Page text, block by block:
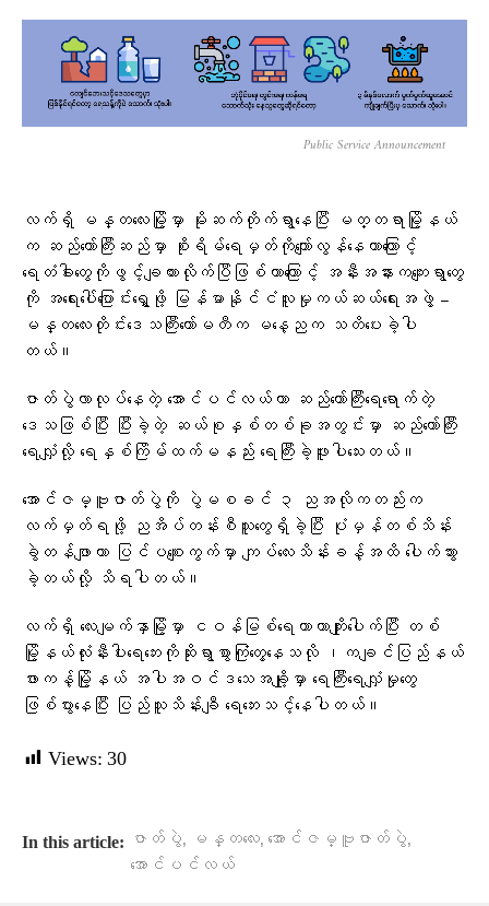
Public Service Announcement
လက်ရှိ မန္တလေးမြို့မှာ မိုးဆက်တိုက်ရွာနေပြီး မတ္တရာမြို့နယ်
က ဆည်တော်ကြီးဆည်မှာ စိုးရိမ်ရေမှတ်ကိုကျော်လွန်နေတာကြောင့်
ရေတံခါးတွေကိုဖွင့်ချထားလိုက်ပြီဖြစ်တာကြောင့် အနီးအနားကကျေးရွာတွေ
ကို အရေးပေါ်ပြောင်းရွှေ့ဖို့ မြန်မာနိုင်ငံလူမှုကယ်ဆယ်ရေးအဖွဲ့ –
မန္တလေးတိုင်းဒေသကြီးကော်မတီက မနေ့ညက သတိပေးခဲ့ပါ
တယ်။
ဇာတ်ပွဲလာလုပ်နေတဲ့ အောင်ပင်လယ်ဟာ ဆည်တော်ကြီးရေရောက်တဲ့
ဒေသဖြစ်ပြီး ပြီးခဲ့တဲ့ ဆယ်စုနှစ်တစ်ခုအတွင်းမှာ ဆည်တော်ကြီး
ရေလျှံလို့ ရေနှစ်ကြိမ်ထက်မနည်း ရေကြီးခဲ့ဖူးပါသေးတယ်။
အောင်ဇမ္ဗူဇာတ်ပွဲကို ပွဲမစခင် ၃ ညအလိုကတည်းက
လက်မှတ်ရဖို့ ညအိပ်တန်းစီသူတွေရှိခဲ့ပြီး ပုံမှန်တစ်သိန်း
ခွဲတန်ဖျာဟာ ပြင်ပစျေးကွက်မှာ ကျပ်လေးသိန်းခန့်အထိ ပေါက်သွား
ခဲ့တယ်လို့ သိရပါတယ်။
လက်ရှိ လေးမျက်နှာမြို့မှာ ငဝန်မြစ်ရေကာတာကျိုးပေါက်ပြီး တစ်
မြို့နယ်လုံးနီးပါးရေဘေးကိုဆိုးရွာစွာကြုံတွေ့နေသလို ၊ကချင်ပြည်နယ်
ဖားကန့်မြို့နယ် အပါအဝင်ဒသေအချို့မှာ ရေကြီးရေလျှံမှုတွေ
ဖြစ်ပွားနေပြီး ပြည်သူသိန်းချီ ရေဘေးသင့်နေပါတယ်။
Views: 30
In this article: ဇာတ်ပွဲ, မန္တလေး, အောင်ဇမ္ဗူဇာတ်ပွဲ,
အောင်ပင်လယ်